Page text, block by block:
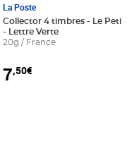
au panier
La Poste
Collector 4 timbres - Le Petit
- Lettre Verte
20g / France
7,50€